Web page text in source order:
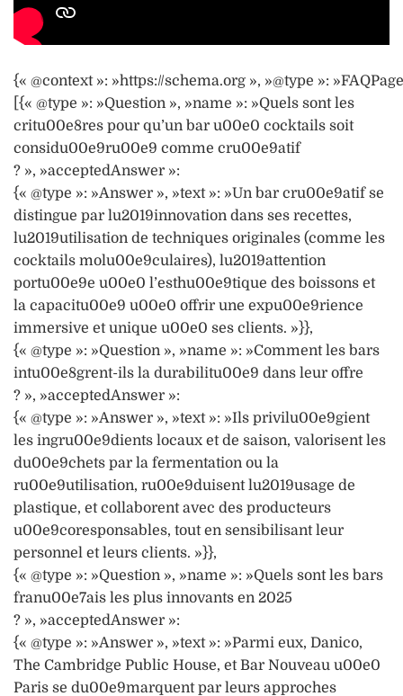
{« @context »: »https://schema.org », »@type »:
[{« @type »: »Question », »name »: »Quels sont les
critu00e8res pour qu’un bar u00e0 cocktails soit
considu00e9ru00e9 comme cru00e9atif
? », »acceptedAnswer »:
{« @type »: »Answer », »text »: »Un bar cru00e9atif se
distingue par lu2019innovation dans ses recettes,
lu2019utilisation de techniques originales (comme les
cocktails molu00e9culaires), lu2019attention
portu00e9e u00e0 l’esthu00e9tique des boissons et
la capacitu00e9 u00e0 offrir une expu00e9rience
immersive et unique u00e0 ses clients. »}},
{« @type »: »Question », »name »: »Comment les bars
intu00e8grent-ils la durabilitu00e9 dans leur offre
? », »acceptedAnswer »:
{« @type »: »Answer », »text »: »Ils privilu00e9gient
les ingru00e9dients locaux et de saison, valorisent les
du00e9chets par la fermentation ou la
ru00e9utilisation, ru00e9duisent lu2019usage de
plastique, et collaborent avec des producteurs
u00e9coresponsables, tout en sensibilisant leur
personnel et leurs clients. »}},
{« @type »: »Question », »name »: »Quels sont les bars
franu00e7ais les plus innovants en 2025
? », »acceptedAnswer »:
{« @type »: »Answer », »text »: »Parmi eux, Danico,
The Cambridge Public House, et Bar Nouveau u00e0
Paris se du00e9marquent par leurs approches